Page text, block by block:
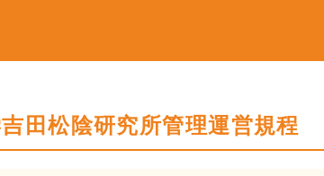
田松陰研究所管理運営規程